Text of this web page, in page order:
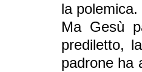
la polemica.
Ma Gesù
prediletto,
padrone ha